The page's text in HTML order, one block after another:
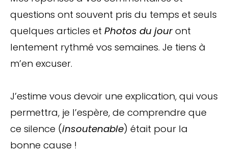
questions ont souvent pris du temps et seuls
quelques articles et Photos du jouront
lentement rythmé vos semaines. Je tiens à
m’en excuser.
J’estime vous devoir une explication, qui vous
permettra, je l’espère, de comprendre que
ce silence (insoutenable) était pour la
bonne cause !